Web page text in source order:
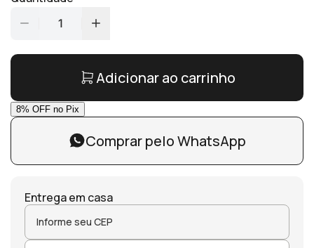
1
Adicionar ao carrinho
Comprar pelo WhatsApp
Entrega em casa